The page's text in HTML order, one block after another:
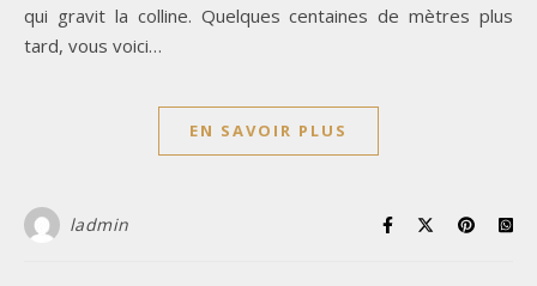
qui gravit la colline. Quelques centaines de mètres plus
tard, vous voici…
EN SAVOIR PLUS
ladmin